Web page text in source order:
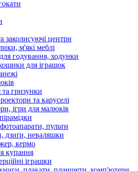
заколисуючі центри
м'які меблі
годування, ходунки
для іграшок
та гризунки
та каруселі
ігри для малюків
пульти
дзиґи, неваляшки
кермо
купання
іграшки